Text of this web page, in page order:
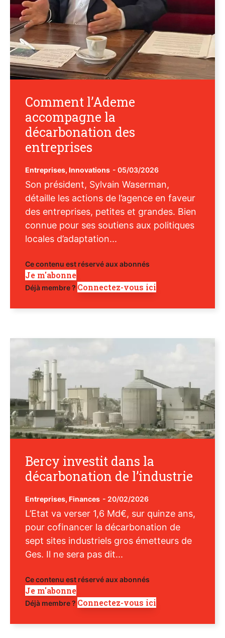
Comment l’Ademe
accompagne la
décarbonation des
entreprises
Entreprises, Innovations - 05/03/2026
Son président, Sylvain Waserman,
détaille les actions de l’agence en faveur
des entreprises, petites et grandes. Bien
connue pour ses soutiens aux politiques
locales d’adaptation...
Ce contenu est réservé aux abonnés
Je m'abonne
Déjà membre ? Connectez-vous ici
Bercy investit dans la
décarbonation de l’industrie
Entreprises, Finances - 20/02/2026
L’Etat va verser 1,6 Md€, sur quinze ans,
pour cofinancer la décarbonation de
sept sites industriels gros émetteurs de
Ges. Il ne sera pas dit...
Ce contenu est réservé aux abonnés
Je m'abonne
Déjà membre ? Connectez-vous ici